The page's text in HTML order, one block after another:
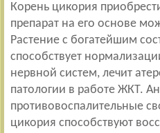
Корень цикория
препарат на его основе
Растение с богатейшим
способствует
нервной систем, лечит
патологии в работе ЖКТ.
противовоспалительные
цикория способствуют